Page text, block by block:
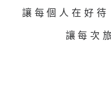
讓每個人在好待
讓每次